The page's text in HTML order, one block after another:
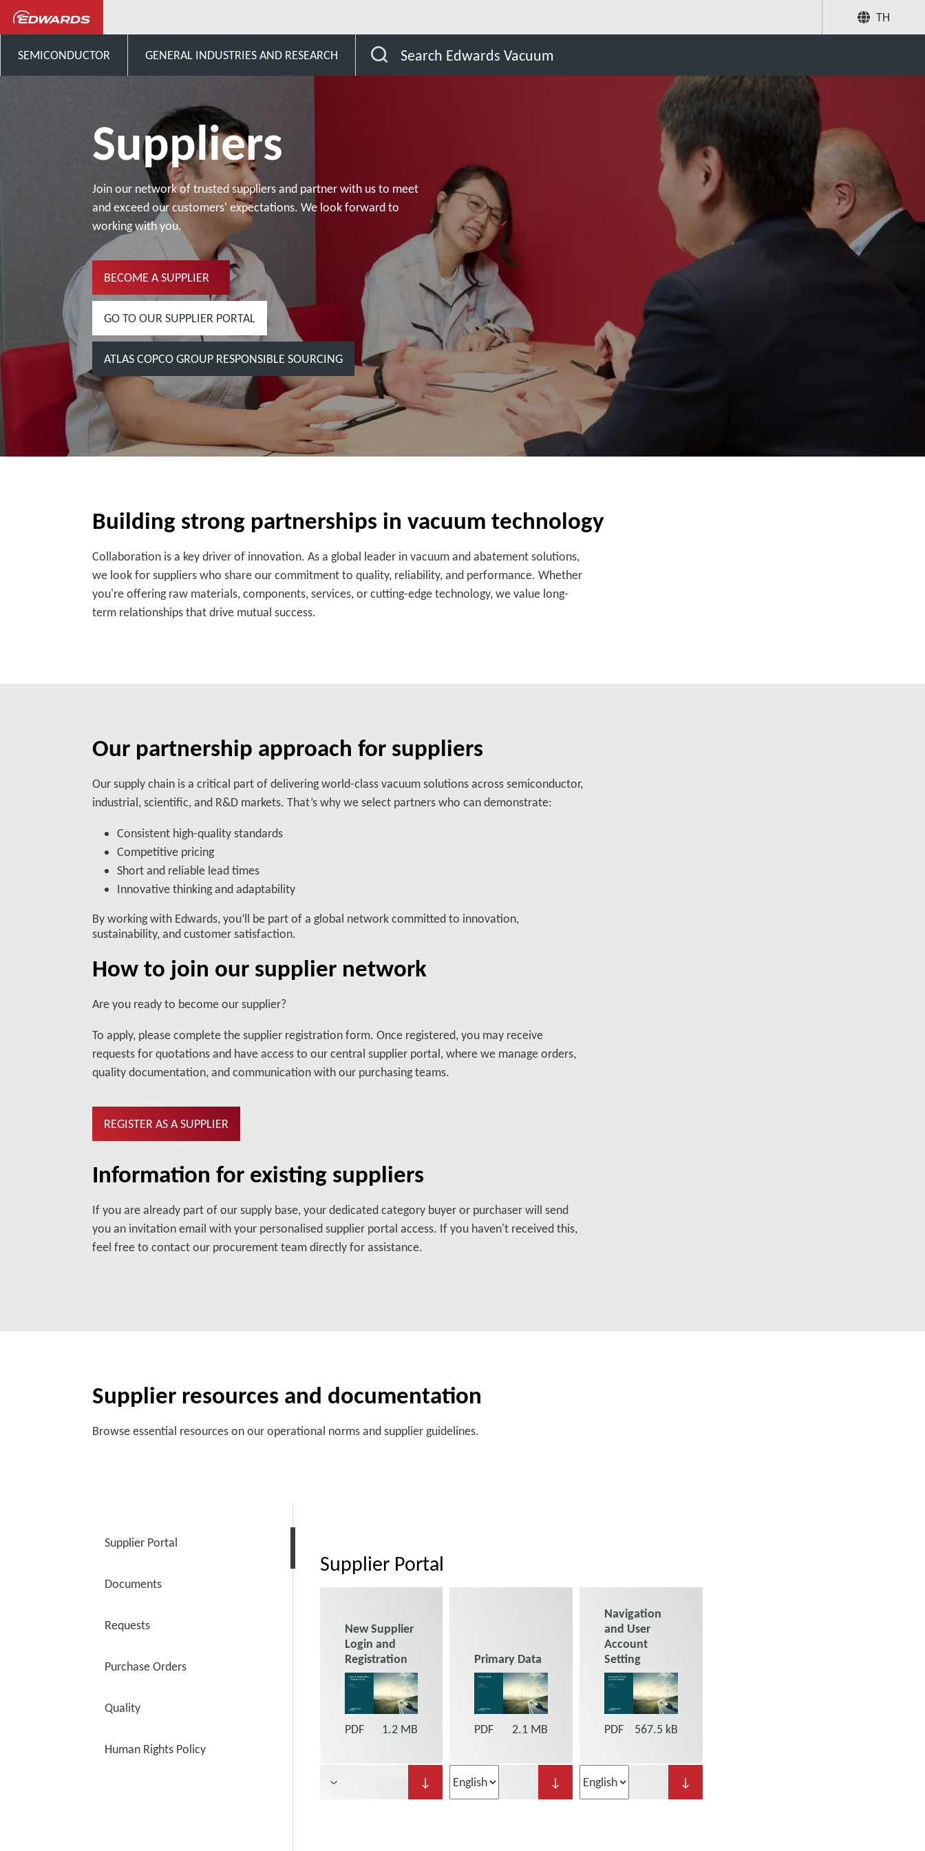
TH
SEMICONDUCTOR GENERAL INDUSTRIES AND RESEARCH Search Edwards Vacuum
Suppliers
Join our network of trusted suppliers and partner with us to meet
and exceed our customers' expectations. We look forward to
working with you.
BECOME A SUPPLIER
GO TO OUR SUPPLIER PORTAL
ATLAS COPCO GROUP RESPONSIBLE SOURCING
Building strong partnerships in vacuum technology
Collaboration is a key driver of innovation. As a global leader in vacuum and abatement solutions,
we look for suppliers who share our commitment to quality, reliability, and performance. Whether
you're offering raw materials, components, services, or cutting-edge technology, we value long-
term relationships that drive mutual success.
Our partnership approach for suppliers
Our supply chain is a critical part of delivering world-class vacuum solutions across semiconductor,
industrial, scientific, and R&D markets. That’s why we select partners who can demonstrate:
Consistent high-quality standards
Competitive pricing
Short and reliable lead times
Innovative thinking and adaptability
By working with Edwards, you’ll be part of a global network committed to innovation,
sustainability, and customer satisfaction.
How to join our supplier network
Are you ready to become our supplier?
To apply, please complete the supplier registration form. Once registered, you may receive
requests for quotations and have access to our central supplier portal, where we manage orders,
quality documentation, and communication with our purchasing teams.
REGISTER AS A SUPPLIER
Information for existing suppliers
If you are already part of our supply base, your dedicated category buyer or purchaser will send
you an invitation email with your personalised supplier portal access. If you haven't received this,
feel free to contact our procurement team directly for assistance.
Supplier resources and documentation
Browse essential resources on our operational norms and supplier guidelines.
Supplier Portal
Documents
Requests
Purchase Orders
Quality
Human Rights Policy
Supplier Portal
New Supplier
Login and
Registration
PDF 1.2 MB
↓
Primary Data
PDF 2.1 MB
↓
Navigation
and User
Account
Setting
PDF 567.5 kB
↓